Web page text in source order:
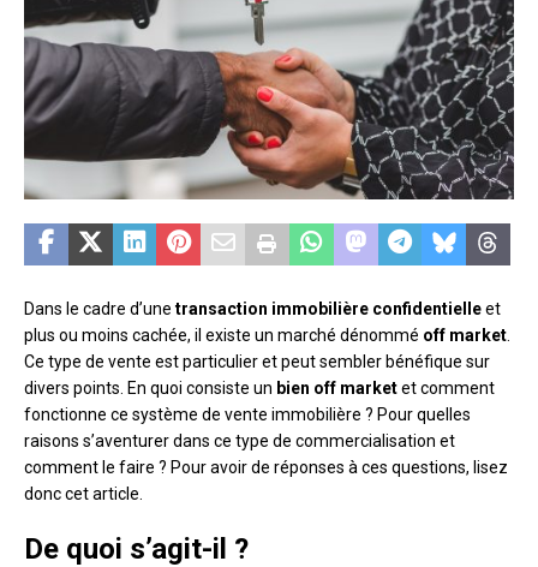
Dans le cadre d’une transaction immobilière confidentielleet
plus ou moins cachée, il existe un marché dénommé off market
Ce type de vente est particulier et peut sembler bénéfique sur
divers points. En quoi consiste un bien off marketet comment
fonctionne ce système de vente immobilière ? Pour quelles
raisons s’aventurer dans ce type de commercialisation et
comment le faire ? Pour avoir de réponses à ces questions, lisez
donc cet article.
De quoi s’agit-il ?